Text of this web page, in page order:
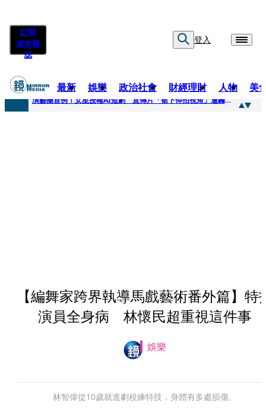
訂閱
紙本雜
誌
登入
最新 娛樂 政治社會 財經理財 人物 美
快訊
演藝圈首例！女星授權AI短劇 宣傳片「裙下仰拍視角」遭轟擦邊：自降身價
【編舞家跨界執導馬戲藝術番外篇】特
演員全身病 林懷民超重視這件事
娛樂
林智偉從10歲就進劇校練特技，身體有多處損傷。